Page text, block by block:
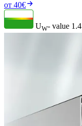
от 40€
UW- value 1.4